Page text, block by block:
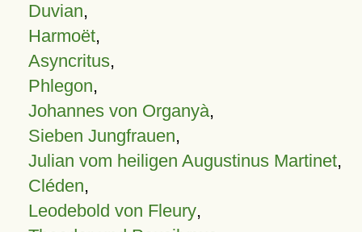
Duvian,
Harmoët,
Asyncritus,
Phlegon,
Johannes von Organyà,
Sieben Jungfrauen,
Julian vom heiligen Augustinus Martinet,
Cléden,
Leodebold von Fleury,